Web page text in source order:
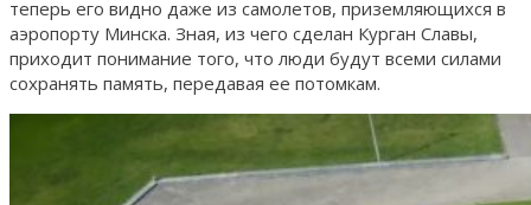
теперь его видно даже из самолетов, приземляющихся в
аэропорту Минска. Зная, из чего сделан Курган Славы,
приходит понимание того, что люди будут всеми силами
сохранять память, передавая ее потомкам.